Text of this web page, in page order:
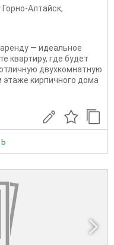
Горно-Алтайск,
— идеальное
квартиру, где будет
двухкомнатную
кирпичного дома